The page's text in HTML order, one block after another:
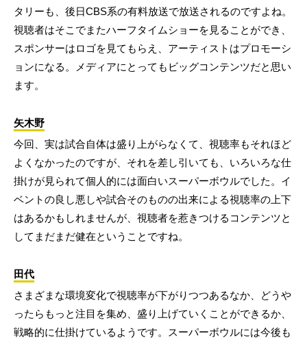
タリーも、後日CBS系の有料放送で放送されるのですよね。
視聴者はそこでまたハーフタイムショーを見ることができ、
スポンサーはロゴを見てもらえ、アーティストはプロモーシ
ョンになる。メディアにとってもビッグコンテンツだと思い
ます。
矢木野
今回、実は試合自体は盛り上がらなくて、視聴率もそれほど
よくなかったのですが、それを差し引いても、いろいろな仕
掛けが見られて個人的には面白いスーパーボウルでした。イ
ベントの良し悪しや試合そのものの出来による視聴率の上下
はあるかもしれませんが、視聴者を惹きつけるコンテンツと
してまだまだ健在ということですね。
田代
さまざまな環境変化で視聴率が下がりつつあるなか、どうや
ったらもっと注目を集め、盛り上げていくことができるか、
戦略的に仕掛けているようです。スーパーボウルには今後も